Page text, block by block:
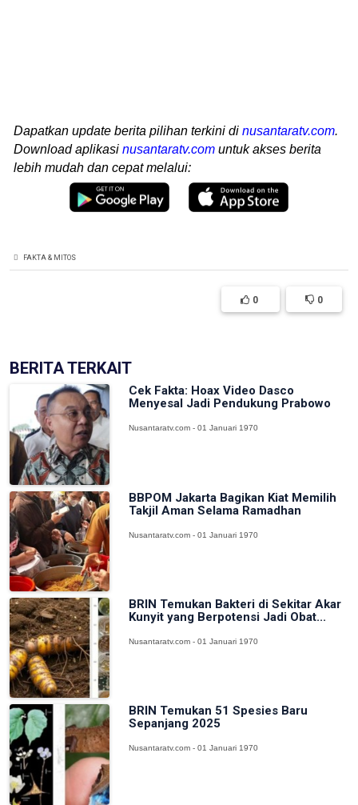
Dapatkan update berita pilihan terkini di nusantaratv.com.
Download aplikasi nusantaratv.com untuk akses berita
lebih mudah dan cepat melalui:
FAKTA & MITOS
0 0
BERITA TERKAIT
Cek Fakta: Hoax Video Dasco
Menyesal Jadi Pendukung Prabowo
Nusantaratv.com - 01 Januari 1970
BBPOM Jakarta Bagikan Kiat Memilih
Takjil Aman Selama Ramadhan
Nusantaratv.com - 01 Januari 1970
BRIN Temukan Bakteri di Sekitar Akar
Kunyit yang Berpotensi Jadi Obat...
Nusantaratv.com - 01 Januari 1970
BRIN Temukan 51 Spesies Baru
Sepanjang 2025
Nusantaratv.com - 01 Januari 1970